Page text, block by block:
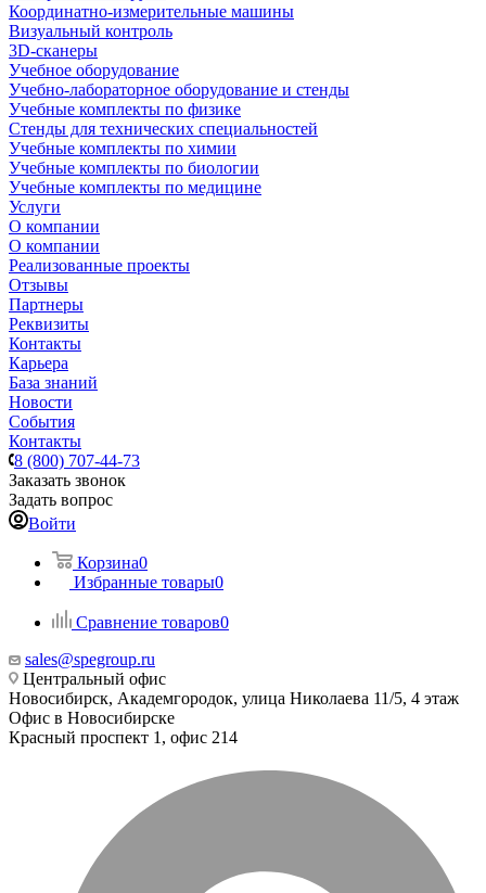
Координатно-измерительные машины
Визуальный контроль
3D-сканеры
Учебное оборудование
Учебно-лабораторное оборудование и стенды
Учебные комплекты по физике
Стенды для технических специальностей
Учебные комплекты по химии
Учебные комплекты по биологии
Учебные комплекты по медицине
Услуги
О компании
О компании
Реализованные проекты
Отзывы
Партнеры
Реквизиты
Контакты
Карьера
База знаний
Новости
События
Контакты
8 (800) 707-44-73
Заказать звонок
Задать вопрос
Войти
Корзина0
Избранные товары0
Сравнение товаров0
sales@spegroup.ru
Центральный офис
Новосибирск, Академгородок, улица Николаева 11/5, 4 этаж
Офис в Новосибирске
Красный проспект 1, офис 214